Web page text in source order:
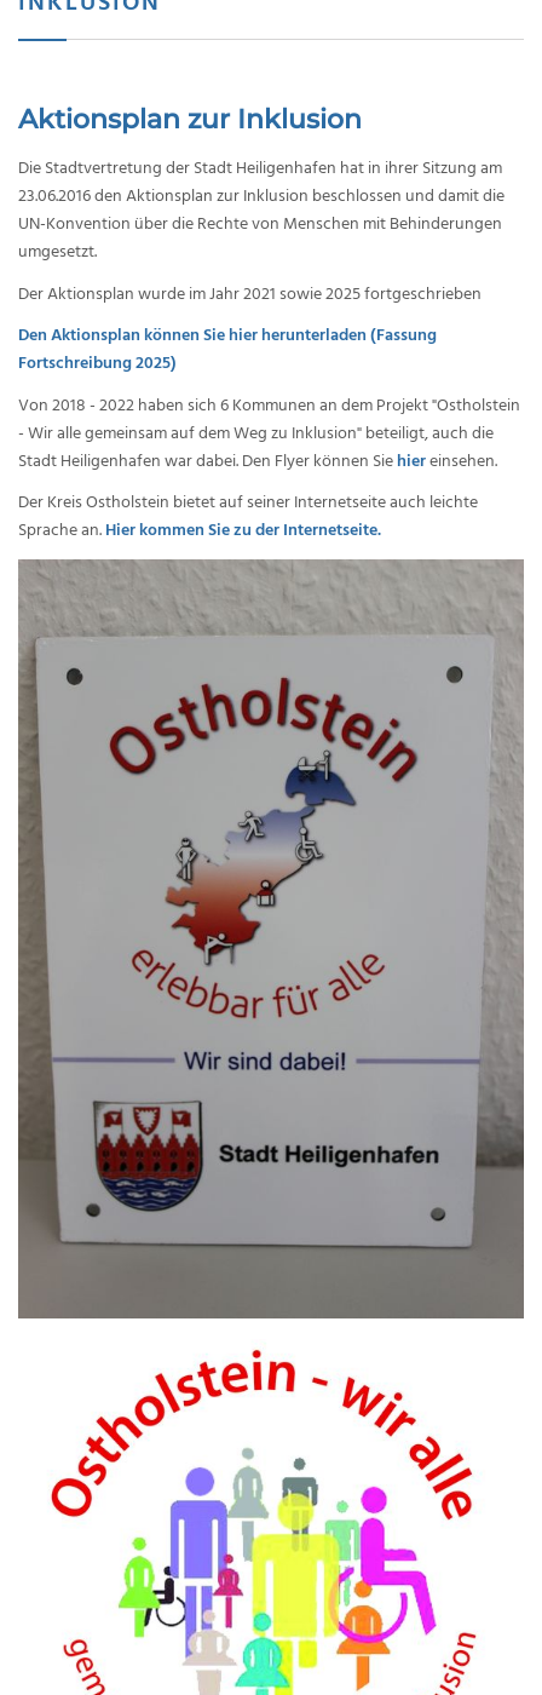
Aktionsplan zur Inklusion
Die Stadtvertretung der Stadt Heiligenhafen hat in ihrer Sitzung am
23.06.2016 den Aktionsplan zur Inklusion beschlossen und damit die
UN-Konvention über die Rechte von Menschen mit Behinderungen
umgesetzt.
Der Aktionsplan wurde im Jahr 2021 sowie 2025 fortgeschrieben
Den Aktionsplan können Sie hier herunterladen (Fassung
Fortschreibung 2025)
Von 2018 - 2022 haben sich 6 Kommunen an dem Projekt "Ostholstein
- Wir alle gemeinsam auf dem Weg zu Inklusion" beteiligt, auch die
Stadt Heiligenhafen war dabei. Den Flyer können Siehiereinsehen.
Der Kreis Ostholstein bietet auf seiner Internetseite auch leichte
Sprache an.Hier kommen Sie zu der Internetseite.